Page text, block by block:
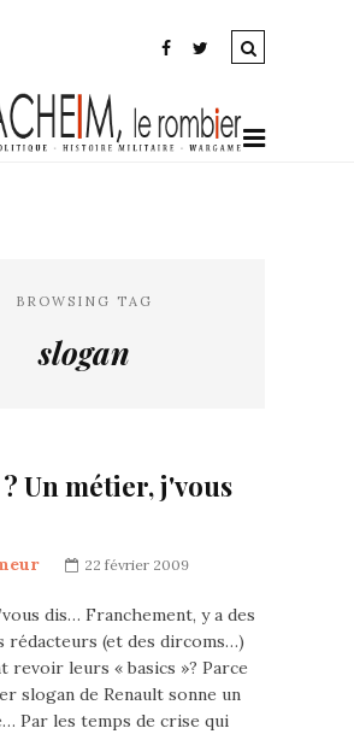
BROWSING TAG
slogan
Un métier, j'vous
22 février 2009
dis… Franchement, y a des
rédacteurs (et des dircoms…)
revoir leurs « basics »? Parce
slogan de Renault sonne un
Par les temps de crise qui